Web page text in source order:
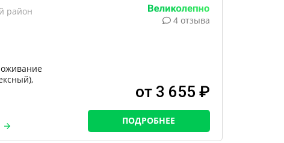
район
4 отзыва
от 3 655 ₽
ПОДРОБНЕЕ